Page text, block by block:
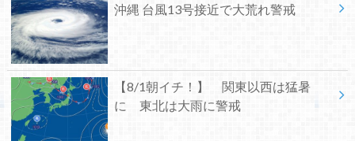
沖縄 台風13号接近で大荒れ警戒
【8/1朝イチ！】 関東以西は猛暑
に 東北は大雨に警戒